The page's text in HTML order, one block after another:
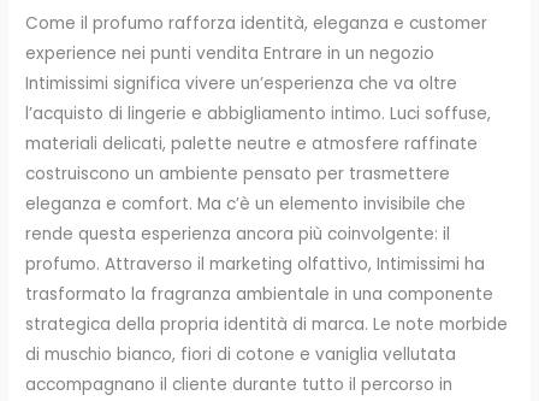
Come il profumo rafforza identità, eleganza e customer
experience nei punti vendita Entrare in un negozio
Intimissimi significa vivere un’esperienza che va oltre
l’acquisto di lingerie e abbigliamento intimo. Luci soffuse,
materiali delicati, palette neutre e atmosfere raffinate
costruiscono un ambiente pensato per trasmettere
eleganza e comfort. Ma c’è un elemento invisibile che
rende questa esperienza ancora più coinvolgente: il
profumo. Attraverso il marketing olfattivo, Intimissimi ha
trasformato la fragranza ambientale in una componente
strategica della propria identità di marca. Le note morbide
di muschio bianco, fiori di cotone e vaniglia vellutata
accompagnano il cliente durante tutto il percorso in